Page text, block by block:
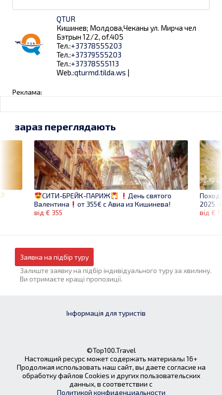
QTUR
Кишинев; Молдова,Чеканы ул. Мирча чел
Бэтрын 12/2, of.405
Тел.:+37378555203
Тел.:+37379555203
Тел.:+37378555113
Web.:qturmd.tilda.ws |
Реклама:
2025
від €
зараз переглядають
СИТИ-БРЕЙК-ПАРИЖ
День святого
Валентина
от 355€ с Авиа из Кишинева!
від € 355
Заявка на підбір туру
Залиште заявку на підбір індивідуального туру за хвилину.
Ви отримаєте кращі пропозиції.
Інформація для туристів
©Top100.Travel
Настоящий ресурс может содержать материалы 16+
Продолжая использовать наш сайт, вы даете согласие на
обработку файлов Cookies и других пользовательских
данных, в соответствии с
Политикой конфиденциальности